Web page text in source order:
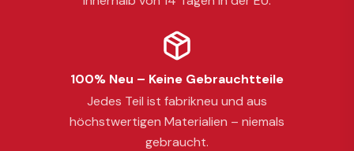
100% Neu – Keine Gebrauchtteile
Jedes Teil ist fabrikneu und aus
höchstwertigen Materialien – niemals
gebraucht.